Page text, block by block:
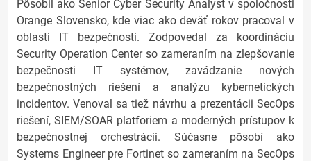
Pôsobil ako Senior Cyber Security Analyst v spoločnosti
Orange Slovensko, kde viac ako deväť rokov pracoval v
oblasti IT bezpečnosti. Zodpovedal za koordináciu
Security Operation Center so zameraním na zlepšovanie
bezpečnosti IT systémov, zavádzanie nových
bezpečnostných riešení a analýzu kybernetických
incidentov. Venoval sa tiež návrhu a prezentácii SecOps
riešení, SIEM/SOAR platforiem a moderných prístupov k
bezpečnostnej orchestrácii. Súčasne pôsobí ako
Systems Engineer pre Fortinet so zameraním na SecOps